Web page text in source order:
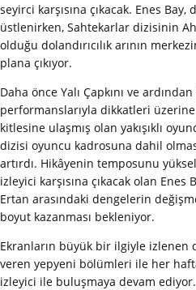
seyirci karşısına çıkacak. Enes
üstlenirken, Sahtekarlar dizisinin
olduğu dolandırıcılık arının
plana çıkıyor.
Daha önce Yalı Çapkını ve
performanslarıyla dikkatleri
kitlesine ulaşmış olan yakışıklı
dizisi oyuncu kadrosuna dahil
artırdı. Hikâyenin temposunu
izleyici karşısına çıkacak olan Enes
Ertan arasındaki dengelerin
boyut kazanması bekleniyor.
Ekranların büyük bir ilgiyle izlenen
veren yepyeni bölümleri ile her
izleyici ile buluşmaya devam ediyor.